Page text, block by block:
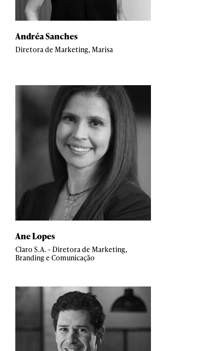
Andréa Sanches
Diretora de Marketing, Marisa
Ane Lopes
Claro S.A. - Diretora de Marketing,
Branding e Comunicação